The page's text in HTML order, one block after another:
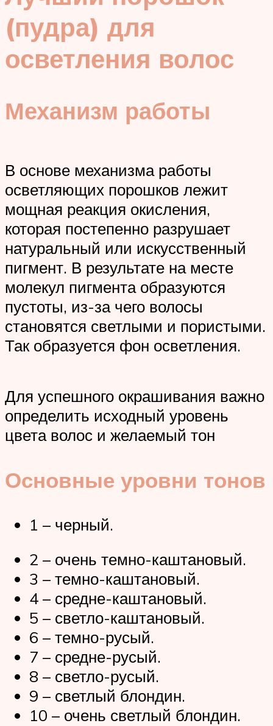
(пудра) для
осветления волос
Механизм работы
В основе механизма работы
осветляющих порошков лежит
мощная реакция окисления,
которая постепенно разрушает
натуральный или искусственный
пигмент. В результате на месте
молекул пигмента образуются
пустоты, из-за чего волосы
становятся светлыми и пористыми.
Так образуется фон осветления.
Для успешного окрашивания важно
определить исходный уровень
цвета волос и желаемый тон
Основные уровни тонов
1 – черный.
2 – очень темно-каштановый.
3 – темно-каштановый.
4 – средне-каштановый.
5 – светло-каштановый.
6 – темно-русый.
7 – средне-русый.
8 – светло-русый.
9 – светлый блондин.
10 – очень светлый блондин.